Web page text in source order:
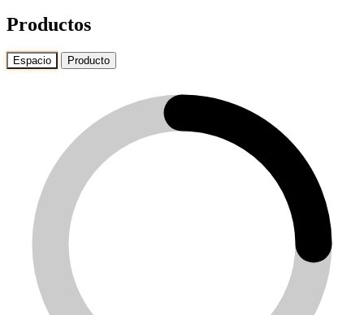
Productos
Espacio Producto